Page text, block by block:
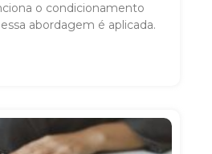
o condicionamento
abordagem é aplicada.